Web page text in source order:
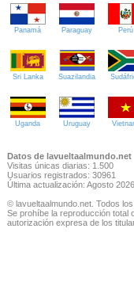
Panamá Paraguay Perú
Sri Lanka Suazilandia
Uganda Uruguay
Datos de lavueltaalmundo.net
Visitas únicas diarias: 1.500
Usuarios registrados: 30961
Última actualización: Agosto 2026
© lavueltaalmundo.net. Todos
Se prohíbe la reproducción total
autorización expresa de los